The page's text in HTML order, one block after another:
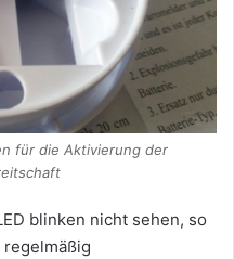
für die Aktivierung der
blinken nicht sehen, so